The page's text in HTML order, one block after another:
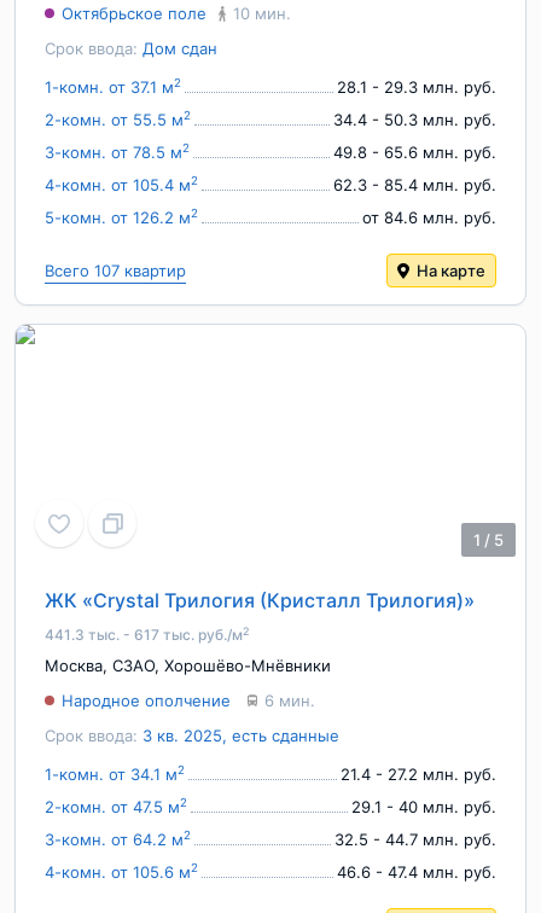
Срок ввода: Дом сдан
Октябрьское поле 10 мин.
1-комн. от 37.1 м2
28.1 - 29.3 млн. руб.
2-комн. от 55.5 м2
34.4 - 50.3 млн. руб.
3-комн. от 78.5 м2
49.8 - 65.6 млн. руб.
4-комн. от 105.4 м2
62.3 - 85.4 млн. руб.
5-комн. от 126.2 м2 от 84.6 млн. руб.
Всего 107 квартир На карте
1 / 5
ЖК «Crystal Трилогия (Кристалл Трилогия)»
441.3 тыс. - 617 тыс. руб./м2
Москва, СЗАО, Хорошёво-Мнёвники
Срок ввода: 3 кв. 2025, есть сданные
Народное ополчение 6 мин.
1-комн. от 34.1 м2
21.4 - 27.2 млн. руб.
2-комн. от 47.5 м2
29.1 - 40 млн. руб.
3-комн. от 64.2 м2
32.5 - 44.7 млн. руб.
4-комн. от 105.6 м2 46.6 - 47.4 млн. руб.